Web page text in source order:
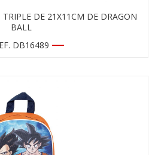
DE 21X11CM DE DRAGON
BALL
DB16489